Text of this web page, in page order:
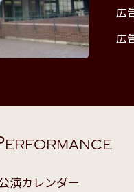
広
広
ERFORMANCE
演カレンダー